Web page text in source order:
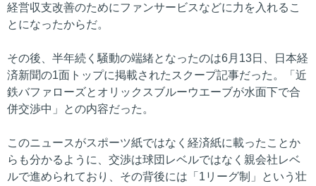
経営収支改善のためにファンサービスなどに力を入れるこ
とになったからだ。
その後、半年続く騒動の端緒となったのは6月13日、日本経
済新聞の1面トップに掲載されたスクープ記事だった。「近
鉄バファローズとオリックスブルーウエーブが水面下で合
併交渉中」との内容だった。
このニュースがスポーツ紙ではなく経済紙に載ったことか
らも分かるように、交渉は球団レベルではなく親会社レベ
ルで進められており、その背後には「1リーグ制」という壮